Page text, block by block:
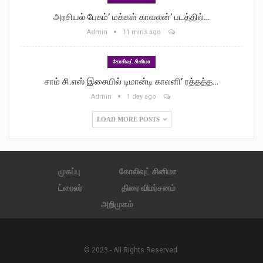
தனித்தமிழ்நாடு கேட்க ஆரம்பித்து விடுவார்கள் என்கிற குறுகிய
நோக்கத்தில் ராஜீவ்காந்தியை திசைதிருப்பி விட்டனர். அதன்
காரணமாக தனி ஈழம் என்கிற கனவு நிறைவேறாமலேயே
போய்விட்டது. இங்கே ஈழத்தமிழர் பற்றிய வரலாறு குறித்த அடிப்படை
அறிவு, சொன்னாலும் புரிந்துகொள்ளும் பக்குவம் இல்லாமலே இங்கு
உள்ளனர்
இதுபோன்ற பல படங்கள் வந்தால்தான் அந்த நிலை மாறும். இந்த
சல்லியர்கள் படம் பட்டி தொட்டி எங்கும் வெளியிட்டு ஈழவரலாறு
இந்தப்படத்துடன் நின்று விடாமல் வீரம் செறிந்தா ஈழ விடுதலைப்
படுகொலைகள் பற்றியெல்லாம் திரைப்படங்கள் தயாரிப்பது தொடர
அரசியல் பேசும்’ மக்கள் காவலன்’ படத்தில்…
Admin 11 mins ago
கோலிவுட் சினிமா
சாம் சி.எஸ் இசையில் டிமான்டி காலனி’ ரத்தத்த…
Admin 1 day ago
LOAD MORE POSTS
முகப்பு
கோலிவுட் சினிமா
ட்ரைலர்
திரை விமர்சனம்
அறிமுகம்
© 2023 - All Rights Reserved.